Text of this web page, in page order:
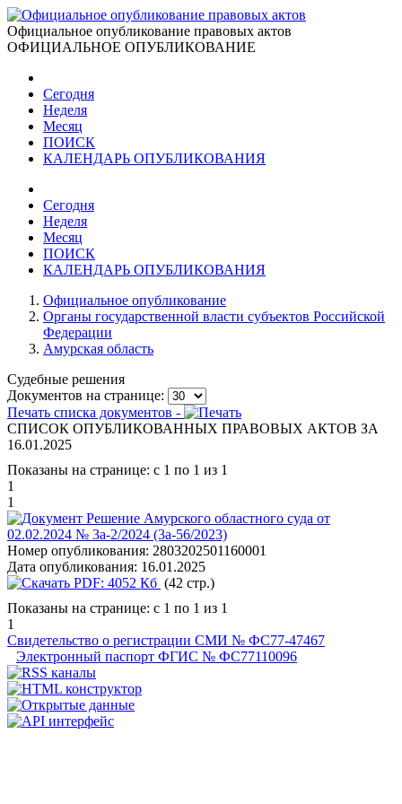
Официальное опубликование правовых актов
ОФИЦИАЛЬНОЕ ОПУБЛИКОВАНИЕ
Сегодня
Неделя
Месяц
ПОИСК
КАЛЕНДАРЬ ОПУБЛИКОВАНИЯ
Сегодня
Неделя
Месяц
ПОИСК
КАЛЕНДАРЬ ОПУБЛИКОВАНИЯ
Официальное опубликование
Органы государственной власти субъектов Российской
Федерации
Амурская область
Судебные решения
Документов на странице:
Печать списка документов -
СПИСОК ОПУБЛИКОВАННЫХ ПРАВОВЫХ АКТОВ ЗА
16.01.2025
Показаны на странице: с 1 по 1 из 1
1
1
Решение Амурского областного суда от
02.02.2024 № 3а-2/2024 (3а-56/2023)
Номер опубликования: 2803202501160001
Дата опубликования: 16.01.2025
PDF: 4052 Кб (42 стр.)
Показаны на странице: с 1 по 1 из 1
1
Свидетельство о регистрации СМИ № ФС77-47467
Электронный паспорт ФГИС № ФС77110096